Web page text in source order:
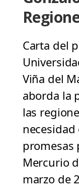
Carta del
Viña del
aborda la
las
promesas
Mercurio
marzo de